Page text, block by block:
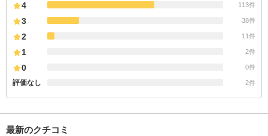
4 113件
3 38件
2 11件
1 2件
0 0件
評価なし 2件
最新のクチコミ